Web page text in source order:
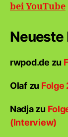
beiYouTube
Neueste
rwpod.de zu
Olafzu Folge
Nadjazu
(Interview)